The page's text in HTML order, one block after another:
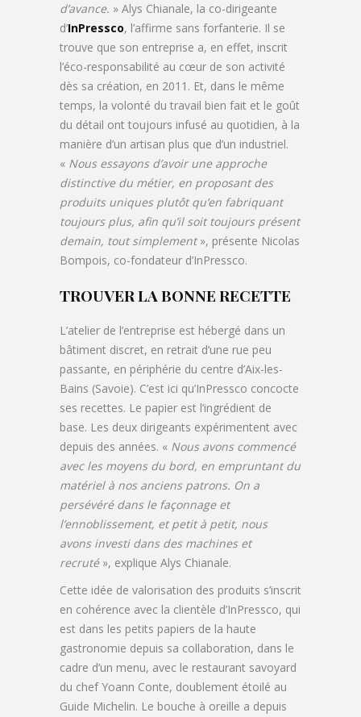
d’avance. » Alys Chianale, la co-dirigeante
d’InPressco, l’affirme sans forfanterie. Il se
trouve que son entreprise a, en effet, inscrit
l’éco-responsabilité au cœur de son activité
dès sa création, en 2011. Et, dans le même
temps, la volonté du travail bien fait et le goût
du détail ont toujours infusé au quotidien, à la
manière d’un artisan plus que d’un industriel.
« Nous essayons d’avoir une approche
distinctive du métier, en proposant des
produits uniques plutôt qu’en fabriquant
toujours plus, afin qu’il soit toujours présent
demain, tout simplement», présente Nicolas
Bompois, co-fondateur d’InPressco.
TROUVER LA BONNE RECETTE
L’atelier de l’entreprise est hébergé dans un
bâtiment discret, en retrait d’une rue peu
passante, en périphérie du centre d’Aix-les-
Bains (Savoie). C’est ici qu’InPressco concocte
ses recettes. Le papier est l’ingrédient de
base. Les deux dirigeants expérimentent avec
depuis des années. « Nous avons commencé
avec les moyens du bord, en empruntant du
matériel à nos anciens patrons. On a
persévéré dans le façonnage et
l’ennoblissement, et petit à petit, nous
avons investi dans des machines et
recruté», explique Alys Chianale.
Cette idée de valorisation des produits s’inscrit
en cohérence avec la clientèle d’InPressco, qui
est dans les petits papiers de la haute
gastronomie depuis sa collaboration, dans le
cadre d’un menu, avec le restaurant savoyard
du chef Yoann Conte, doublement étoilé au
Guide Michelin. Le bouche à oreille a depuis